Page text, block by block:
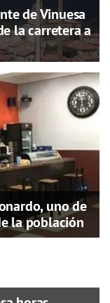
de Vinuesa
la carretera a
uno de
la población